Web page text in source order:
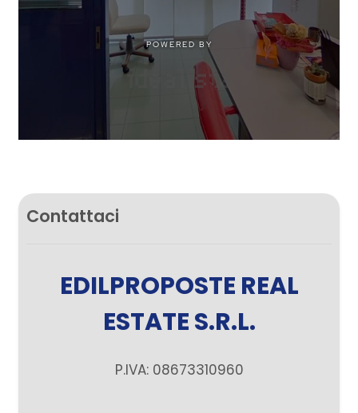
Contattaci
EDILPROPOSTE REAL
ESTATE S.R.L.
P.IVA: 08673310960